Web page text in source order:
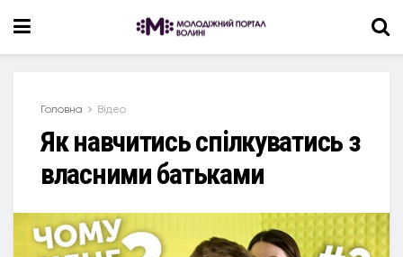
Головна Відео
Як навчитись спілкуватись з
власними батьками